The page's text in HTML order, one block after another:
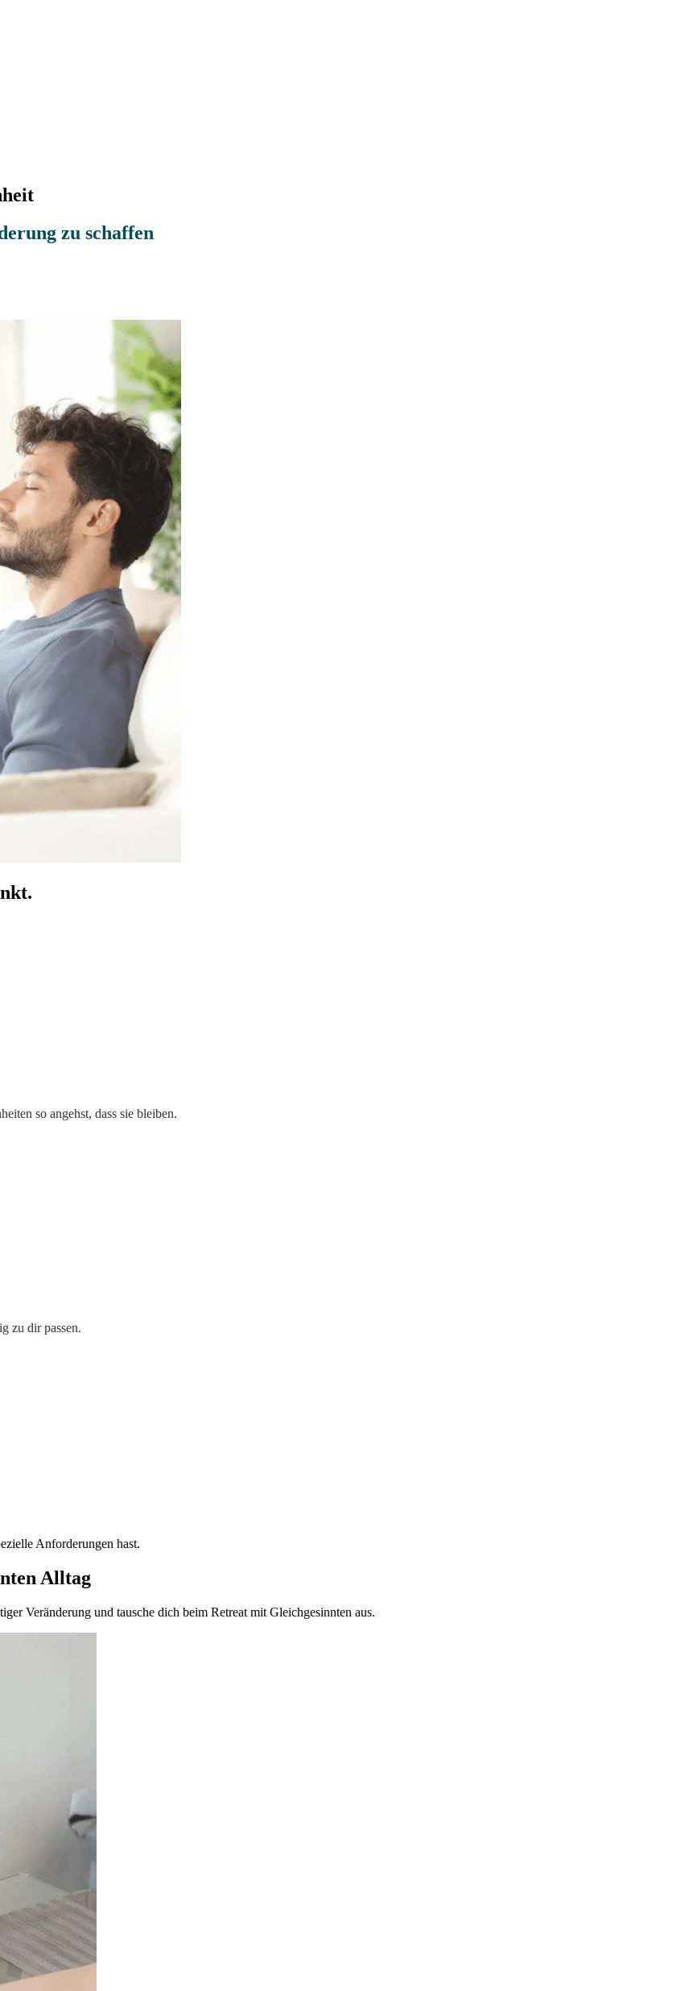
zu schaffen
so angehst, dass sie bleiben.
zu dir passen.
Anforderungen hast.
Alltag
Veränderung und tausche dich beim Retreat mit Gleichgesinnten aus.